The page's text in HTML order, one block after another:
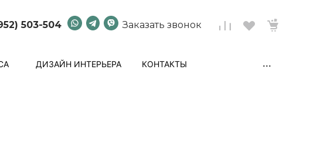
503-504 Заказать звонок
ДИЗАЙН ИНТЕРЬЕРА КОНТАКТЫ ...